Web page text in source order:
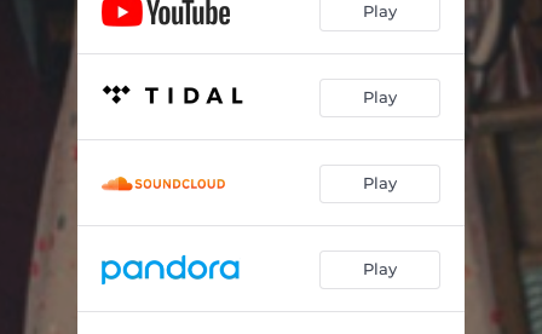
Play
Play
Play
Play